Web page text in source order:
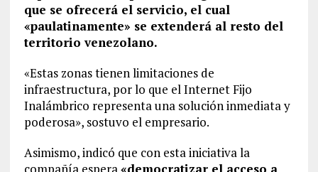
que se ofrecerá el servicio, el cual
«paulatinamente» se extenderá al resto del
territorio venezolano.
«Estas zonas tienen limitaciones de
infraestructura, por lo que el Internet Fijo
Inalámbrico representa una solución inmediata y
poderosa», sostuvo el empresario.
Asimismo, indicó que con esta iniciativa la